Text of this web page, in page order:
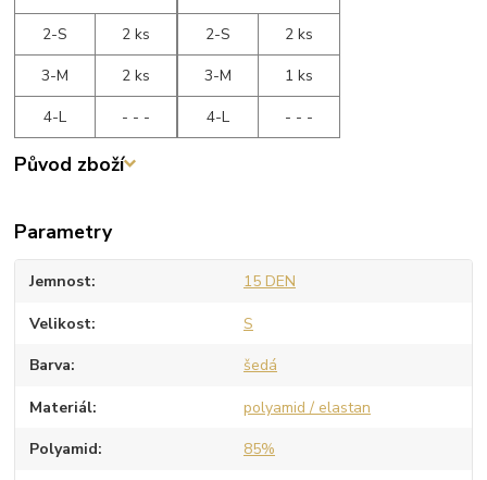
2-S
2 ks
3-M
2 ks
4-L
- - -
2-S
2 ks
3-M
1 ks
4-L
- - -
Původ zboží
Parametry
Jemnost 15 DEN
Velikost S
Barva šedá
Materiál polyamid / elastan
Polyamid 85%